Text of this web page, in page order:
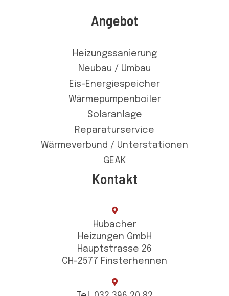
Angebot
Heizungssanierung
Neubau / Umbau
Eis-Energiespeicher
Wärmepumpenboiler
Solaranlage
Reparaturservice
Wärmeverbund / Unterstationen
GEAK
Kontakt
Hubacher
Heizungen GmbH
Hauptstrasse 26
CH-2577 Finsterhennen